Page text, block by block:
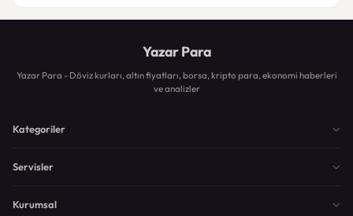
Yazar Para
Yazar Para - Döviz kurları, altın fiyatları, borsa, kripto para, ekonomi haberleri
ve analizler
Kategoriler
Servisler
Kurumsal